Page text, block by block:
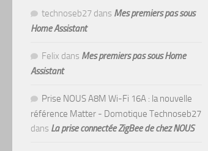
technoseb27 dans Mes premiers pas sous
Home Assistant
Felix dans Mes premiers pas sous Home
Assistant
Prise NOUS A8M Wi-Fi 16A : la nouvelle
référence Matter - Domotique Technoseb27
dans La prise connectée ZigBee de chez NOUS